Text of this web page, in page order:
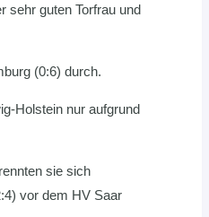
sehr guten Torfrau und
(0:6) durch.
Holstein nur aufgrund
sie sich
vor dem HV Saar